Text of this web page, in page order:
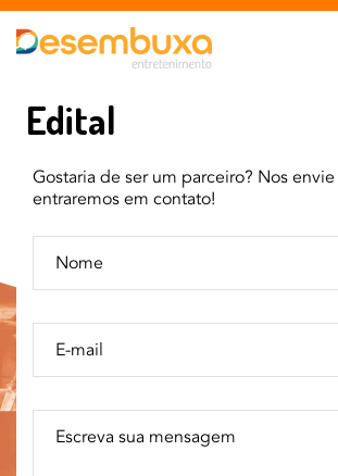
Edital
Gostaria de ser um parceiro? Nos
entraremos em contato!